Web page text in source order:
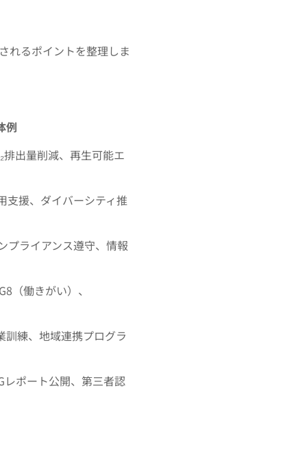
れるポイントを整理しま
減、再生可能エ
ダイバーシティ推
ンス遵守、情報
きがい）、
域連携プログラ
ート公開、第三者認